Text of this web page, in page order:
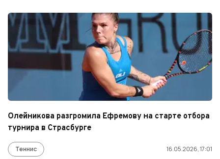
Олейникова разгромила Ефремову на старте отбора
турнира в Страсбурге
Теннис 16.05.2026, 17:01